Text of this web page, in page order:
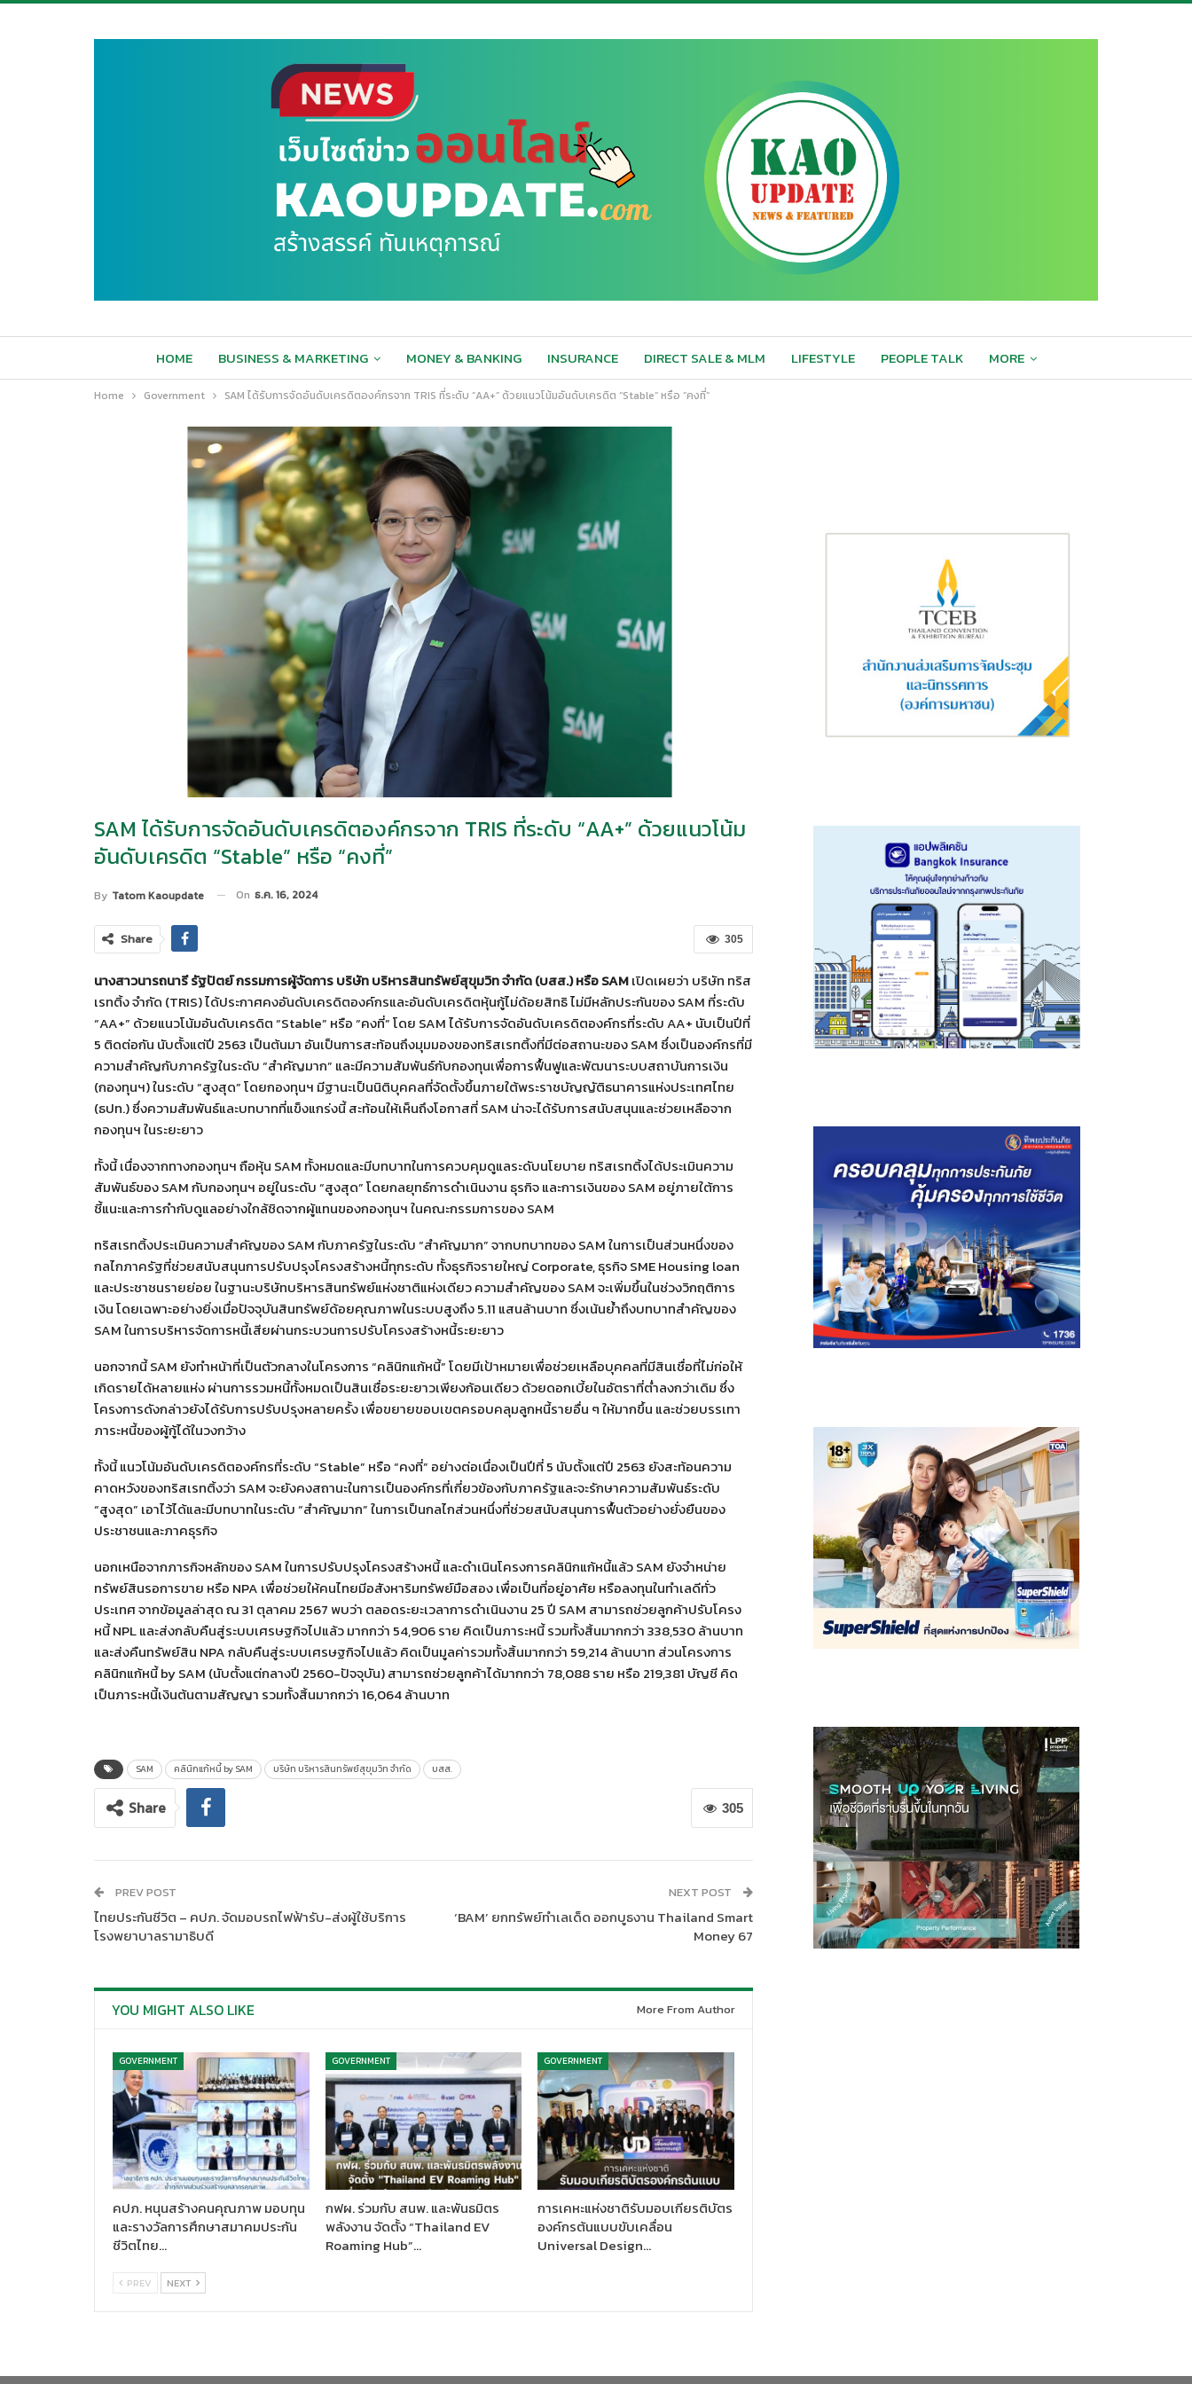
HOME BUSINESS & MARKETING MONEY & BANKING INSURANCE DIRECT SALE & MLM LIFESTYLE PEOPLE TALK MORE
Home Government SAM ได้รับการจัดอันดับเครดิตองค์กรจาก TRIS ที่ระดับ “AA+” ด้วยแนวโน้มอันดับเครดิต “Stable” หรือ “คงที่”
SAM ได้รับการจัดอันดับเครดิตองค์กรจาก TRIS ที่ระดับ “AA+” ด้วยแนวโน้ม
อันดับเครดิต “Stable” หรือ “คงที่”
By Tatom Kaoupdate On ธ.ค. 16, 2024
305
Share
นางสาวนารถนารี รัฐปัตย์ กรรมการผู้จัดการ บริษัท บริหารสินทรัพย์สุขุมวิท จำกัด (บสส.) หรือ SAMเปิดเผยว่า บริษัท ทริส
เรทติ้ง จำกัด (TRIS) ได้ประกาศคงอันดับเครดิตองค์กรและอันดับเครดิตหุ้นกู้ไม่ด้อยสิทธิ ไม่มีหลักประกันของ SAM ที่ระดับ
“AA+” ด้วยแนวโน้มอันดับเครดิต “Stable” หรือ “คงที่” โดย SAM ได้รับการจัดอันดับเครดิตองค์กรที่ระดับ AA+ นับเป็นปีที่
5 ติดต่อกัน นับตั้งแต่ปี 2563 เป็นต้นมา อันเป็นการสะท้อนถึงมุมมองของทริสเรทติ้งที่มีต่อสถานะของ SAM ซึ่งเป็นองค์กรที่มี
ความสำคัญกับภาครัฐในระดับ “สำคัญมาก” และมีความสัมพันธ์กับกองทุนเพื่อการฟื้นฟูและพัฒนาระบบสถาบันการเงิน
(กองทุนฯ) ในระดับ “สูงสุด” โดยกองทุนฯ มีฐานะเป็นนิติบุคคลที่จัดตั้งขึ้นภายใต้พระราชบัญญัติธนาคารแห่งประเทศไทย
(ธปท.) ซึ่งความสัมพันธ์และบทบาทที่แข็งแกร่งนี้ สะท้อนให้เห็นถึงโอกาสที่ SAM น่าจะได้รับการสนับสนุนและช่วยเหลือจาก
กองทุนฯ ในระยะยาว
ทั้งนี้ เนื่องจากทางกองทุนฯ ถือหุ้น SAM ทั้งหมดและมีบทบาทในการควบคุมดูแลระดับนโยบาย ทริสเรทติ้งได้ประเมินความ
สัมพันธ์ของ SAM กับกองทุนฯ อยู่ในระดับ “สูงสุด” โดยกลยุทธ์การดำเนินงาน ธุรกิจ และการเงินของ SAM อยู่ภายใต้การ
ชี้แนะและการกำกับดูแลอย่างใกล้ชิดจากผู้แทนของกองทุนฯ ในคณะกรรมการของ SAM
ทริสเรทติ้งประเมินความสำคัญของ SAM กับภาครัฐในระดับ “สำคัญมาก” จากบทบาทของ SAM ในการเป็นส่วนหนึ่งของ
กลไกภาครัฐที่ช่วยสนับสนุนการปรับปรุงโครงสร้างหนี้ทุกระดับ ทั้งธุรกิจรายใหญ่ Corporate, ธุรกิจ SME Housing loan
และประชาชนรายย่อย ในฐานะบริษัทบริหารสินทรัพย์แห่งชาติแห่งเดียว ความสำคัญของ SAM จะเพิ่มขึ้นในช่วงวิกฤติการ
เงิน โดยเฉพาะอย่างยิ่งเมื่อปัจจุบันสินทรัพย์ด้อยคุณภาพในระบบสูงถึง 5.11 แสนล้านบาท ซึ่งเน้นย้ำถึงบทบาทสำคัญของ
SAM ในการบริหารจัดการหนี้เสียผ่านกระบวนการปรับโครงสร้างหนี้ระยะยาว
นอกจากนี้ SAM ยังทำหน้าที่เป็นตัวกลางในโครงการ “คลินิกแก้หนี้” โดยมีเป้าหมายเพื่อช่วยเหลือบุคคลที่มีสินเชื่อที่ไม่ก่อให้
เกิดรายได้หลายแห่ง ผ่านการรวมหนี้ทั้งหมดเป็นสินเชื่อระยะยาวเพียงก้อนเดียว ด้วยดอกเบี้ยในอัตราที่ต่ำลงกว่าเดิม ซึ่ง
โครงการดังกล่าวยังได้รับการปรับปรุงหลายครั้ง เพื่อขยายขอบเขตครอบคลุมลูกหนี้รายอื่น ๆ ให้มากขึ้น และช่วยบรรเทา
ภาระหนี้ของผู้กู้ได้ในวงกว้าง
ทั้งนี้ แนวโน้มอันดับเครดิตองค์กรที่ระดับ “Stable” หรือ “คงที่” อย่างต่อเนื่องเป็นปีที่ 5 นับตั้งแต่ปี 2563 ยังสะท้อนความ
คาดหวังของทริสเรทติ้งว่า SAM จะยังคงสถานะในการเป็นองค์กรที่เกี่ยวข้องกับภาครัฐและจะรักษาความสัมพันธ์ระดับ
“สูงสุด” เอาไว้ได้และมีบทบาทในระดับ “สำคัญมาก” ในการเป็นกลไกส่วนหนึ่งที่ช่วยสนับสนุนการฟื้นตัวอย่างยั่งยืนของ
ประชาชนและภาคธุรกิจ
นอกเหนือจากภารกิจหลักของ SAM ในการปรับปรุงโครงสร้างหนี้ และดำเนินโครงการคลินิกแก้หนี้แล้ว SAM ยังจำหน่าย
ทรัพย์สินรอการขาย หรือ NPA เพื่อช่วยให้คนไทยมีอสังหาริมทรัพย์มือสอง เพื่อเป็นที่อยู่อาศัย หรือลงทุนในทำเลดีทั่ว
ประเทศ จากข้อมูลล่าสุด ณ 31 ตุลาคม 2567 พบว่า ตลอดระยะเวลาการดำเนินงาน 25 ปี SAM สามารถช่วยลูกค้าปรับโครง
หนี้ NPL และส่งกลับคืนสู่ระบบเศรษฐกิจไปแล้ว มากกว่า 54,906 ราย คิดเป็นภาระหนี้ รวมทั้งสิ้นมากกว่า 338,530 ล้านบาท
และส่งคืนทรัพย์สิน NPA กลับคืนสู่ระบบเศรษฐกิจไปแล้ว คิดเป็นมูลค่ารวมทั้งสิ้นมากกว่า 59,214 ล้านบาท ส่วนโครงการ
คลินิกแก้หนี้ by SAM (นับตั้งแต่กลางปี 2560-ปัจจุบัน) สามารถช่วยลูกค้าได้มากกว่า 78,088 ราย หรือ 219,381 บัญชี คิด
เป็นภาระหนี้เงินต้นตามสัญญา รวมทั้งสิ้นมากกว่า 16,064 ล้านบาท
SAM คลินิกแก้หนี้ by SAM บริษัท บริหารสินทรัพย์สุขุมวิท จำกัด บสส.
305
Share
PREV POST
ไทยประกันชีวิต – คปภ. จัดมอบรถไฟฟ้ารับ-ส่งผู้ใช้บริการ
โรงพยาบาลรามาธิบดี
NEXT POST
‘BAM’ ยกทรัพย์ทำเลเด็ด ออกบูธงาน Thailand Smart
Money 67
YOU MIGHT ALSO LIKE More From Author
GOVERNMENT
คปภ. หนุนสร้างคนคุณภาพ มอบทุน
และรางวัลการศึกษาสมาคมประกัน
ชีวิตไทย…
GOVERNMENT
กฟผ. ร่วมกับ สนพ. และพันธมิตร
พลังงาน จัดตั้ง “Thailand EV
Roaming Hub”…
GOVERNMENT
การเคหะแห่งชาติรับมอบเกียรติบัตร
องค์กรต้นแบบขับเคลื่อน
Universal Design…
PREV NEXT